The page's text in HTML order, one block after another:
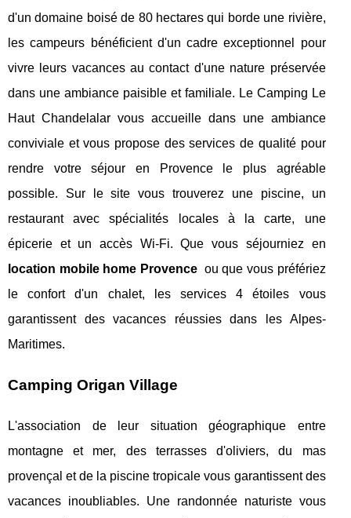
d'un domaine boisé de 80 hectares qui borde une rivière,
les campeurs bénéficient d'un cadre exceptionnel pour
vivre leurs vacances au contact d'une nature préservée
dans une ambiance paisible et familiale. Le Camping Le
Haut Chandelalar vous accueille dans une ambiance
conviviale et vous propose des services de qualité pour
rendre votre séjour en Provence le plus agréable
possible. Sur le site vous trouverez une piscine, un
restaurant avec spécialités locales à la carte, une
épicerie et un accès Wi-Fi. Que vous séjourniez en
location mobile home Provenceou que vous préfériez
le confort d'un chalet, les services 4 étoiles vous
garantissent des vacances réussies dans les Alpes-
Maritimes.
Camping Origan Village
L'association de leur situation géographique entre
montagne et mer, des terrasses d'oliviers, du mas
provençal et de la piscine tropicale vous garantissent des
vacances inoubliables. Une randonnée naturiste vous